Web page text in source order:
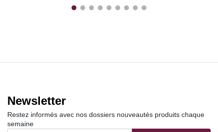
Newsletter
Restez informés avec nos dossiers nouveautés produits chaque
semaine